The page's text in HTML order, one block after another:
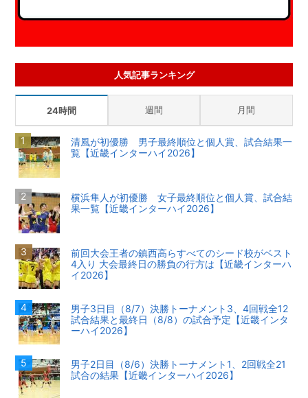
人気記事ランキング
24時間 週間 月間
清風が初優勝 男子最終順位と個人賞、試合結果一
覧【近畿インターハイ2026】
横浜隼人が初優勝 女子最終順位と個人賞、試合結
果一覧【近畿インターハイ2026】
前回大会王者の鎮西高らすべてのシード校がベスト
4入り 大会最終日の勝負の行方は【近畿インターハ
イ2026】
男子3日目（8/7）決勝トーナメント3、4回戦全12
試合結果と最終日（8/8）の試合予定【近畿インタ
ーハイ2026】
男子2日目（8/6）決勝トーナメント1、2回戦全21
試合の結果【近畿インターハイ2026】